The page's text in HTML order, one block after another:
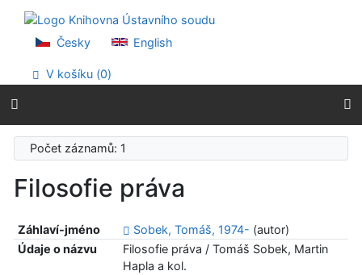
Přejít na menu
Prohlášení o webové přístupnosti
Česky English
V košíku (0)
Počet záznamů: 1
Filosofie práva
Záhlaví-jméno Sobek, Tomáš, 1974- (autor)
Údaje o názvu
Filosofie práva / Tomáš Sobek, Martin
Hapla a kol.